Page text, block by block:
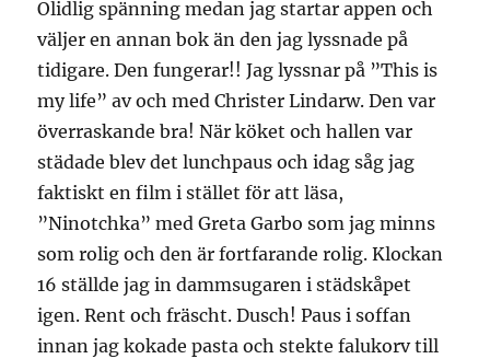
Olidlig spänning medan jag startar appen och
väljer en annan bok än den jag lyssnade på
tidigare. Den fungerar!! Jag lyssnar på ”This is
my life” av och med Christer Lindarw. Den var
överraskande bra! När köket och hallen var
städade blev det lunchpaus och idag såg jag
faktiskt en film i stället för att läsa,
”Ninotchka” med Greta Garbo som jag minns
som rolig och den är fortfarande rolig. Klockan
16 ställde jag in dammsugaren i städskåpet
igen. Rent och fräscht. Dusch! Paus i soffan
innan jag kokade pasta och stekte falukorv till